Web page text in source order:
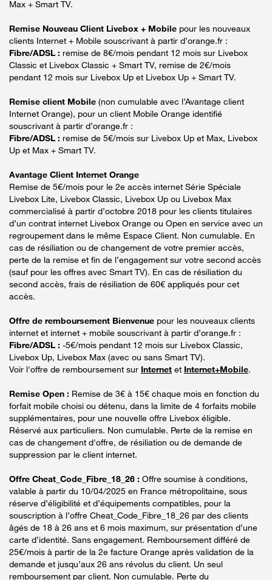
Max + Smart TV.
Remise Nouveau Client Livebox + Mobile pour les nouveaux
clients Internet + Mobile souscrivant à partir d’orange.fr :
Fibre/ADSL : remise de 8€/mois pendant 12 mois sur Livebox
Classic et Livebox Classic + Smart TV, remise de 2€/mois
pendant 12 mois sur Livebox Up et Livebox Up + Smart TV.
Remise client Mobile (non cumulable avec l’Avantage client
Internet Orange), pour un client Mobile Orange identifié
souscrivant à partir d’orange.fr :
Fibre/ADSL : remise de 5€/mois sur Livebox Up et Max, Livebox
Up et Max + Smart TV.
Avantage Client Internet Orange
Remise de 5€/mois pour le 2e accès internet Série Spéciale
Livebox Lite, Livebox Classic, Livebox Up ou Livebox Max
commercialisé à partir d’octobre 2018 pour les clients titulaires
d’un contrat internet Livebox Orange ou Open en service avec un
regroupement dans le même Espace Client. Non cumulable. En
cas de résiliation ou de changement de votre premier accès,
perte de la remise et fin de l’engagement sur votre second accès
(sauf pour les offres avec Smart TV). En cas de résiliation du
second accès, frais de résiliation de 60€ appliqués pour cet
accès.
Offre de remboursement Bienvenue pour les nouveaux clients
internet et internet + mobile souscrivant à partir d’orange.fr :
Fibre/ADSL : -5€/mois pendant 12 mois sur Livebox Classic,
Livebox Up, Livebox Max (avec ou sans Smart TV).
Voir l'offre de remboursement sur Internet et Internet+Mobile.
Remise Open : Remise de 3€ à 15€ chaque mois en fonction du
forfait mobile choisi ou détenu, dans la limite de 4 forfaits mobile
supplémentaires, pour une nouvelle offre Livebox éligible.
Réservé aux particuliers. Non cumulable. Perte de la remise en
cas de changement d'offre, de résiliation ou de demande de
suppression par le client internet.
Offre Cheat_Code_Fibre_18_26 : Offre soumise à conditions,
valable à partir du 10/04/2025 en France métropolitaine, sous
réserve d’éligibilité et d’équipements compatibles, pour la
souscription à l’offre Cheat_Code_Fibre_18_26 par des clients
âgés de 18 à 26 ans et 6 mois maximum, sur présentation d’une
carte d’identité. Sans engagement. Remboursement différé de
25€/mois à partir de la 2e facture Orange après validation de la
demande et jusqu’aux 26 ans révolus du client. Un seul
remboursement par client. Non cumulable. Perte du